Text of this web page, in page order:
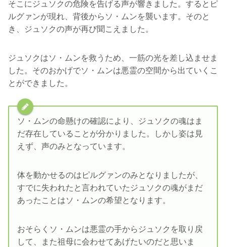
そこにジュソクの危険を告げる声が響きました。するとピ
ルグァンが現れ、背後からソ・ムンを襲います。そのと
き、ジュソクの声が再び聞こえました。
ジュソクはソ・ムンを救うため、一筋の光を差し込ませま
した。そのおかげでソ・ムンは悪霊の空間から出ていくこ
とができました。
ソ・ムンの命懸けの確認により、ジュソクの魂はま
だ存在していることが分かりました。しかし姿は見
えず、声のみとなっています。
体を動かせるのはピルグァンのみとなりましたが、
すでに失われたと言われていたジュソクの魂がまだ
あったことはソ・ムンの希望となります。
おそらくソ・ムンは悪霊の手からジュソクを取り戻
して、また祖母に会わせてあげたいのだと思いま